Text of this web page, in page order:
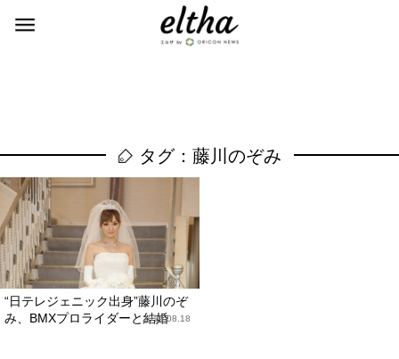
タグ：藤川のぞみ
“日テレジェニック出身”藤川のぞ
み、BMXプロライダーと結婚
2012.08.18